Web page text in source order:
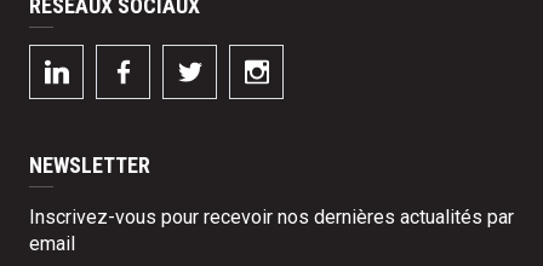
RÉSEAUX SOCIAUX
NEWSLETTER
Inscrivez-vous pour recevoir nos dernières actualités par
email